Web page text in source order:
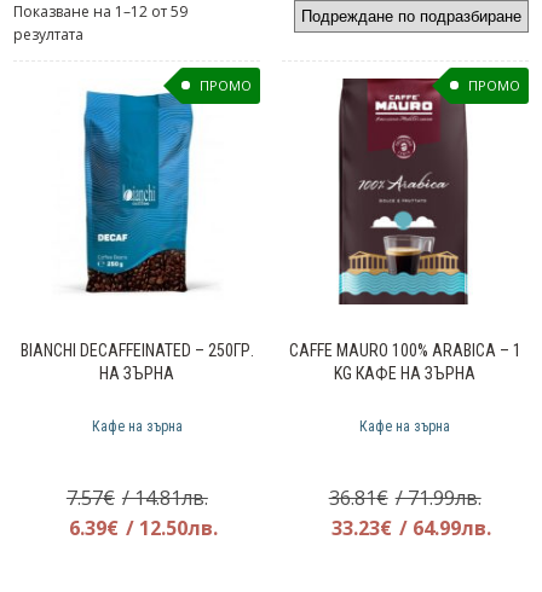
Показване на 1–12 от 59
резултата
ПРОМО
BIANCHI DECAFFEINATED – 250ГР.
НА ЗЪРНА
Кафе на зърна
7.57€ / 14.81лв.Original
price
6.39€ / 12.50лв.Текущата
ПРОМО
CAFFE MAURO 100% ARABICA – 1
KG КАФЕ НА ЗЪРНА
Кафе на зърна
36.81€ / 71.99лв.
price
33.23€ / 64.99лв.